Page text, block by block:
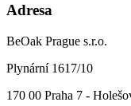
Adresa
BeOak Prague s.r.o.
Plynární 1617/10
170 00 Praha 7 -